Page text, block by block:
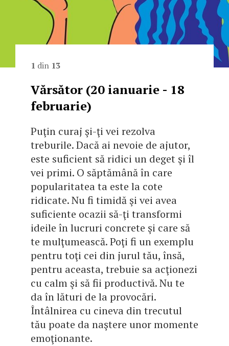
1 din 13
Vărsător (20 ianuarie - 18
februarie)
Puţin curaj şi-ţi vei rezolva
treburile. Dacă ai nevoie de ajutor,
este suficient să ridici un deget şi îl
vei primi. O săptămână în care
popularitatea ta este la cote
ridicate. Nu fi timidă şi vei avea
suficiente ocazii să-ţi transformi
ideile în lucruri concrete şi care să
te mulţumească. Poţi fi un exemplu
pentru toţi cei din jurul tău, însă,
pentru aceasta, trebuie sa acţionezi
cu calm şi să fii productivă. Nu te
da în lături de la provocări.
Întâlnirea cu cineva din trecutul
tău poate da naştere unor momente
emoţionante.